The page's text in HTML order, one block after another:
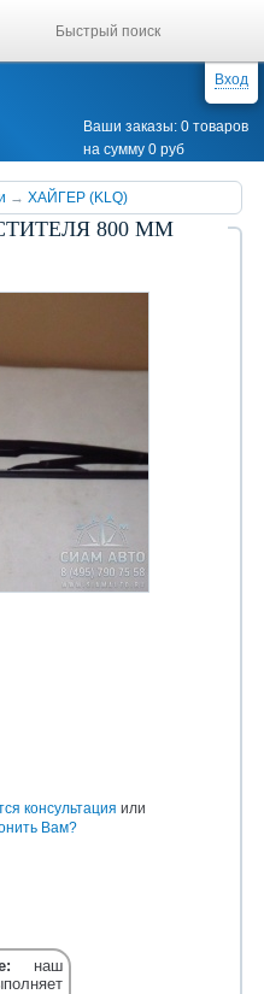
Вход
Ваши заказы: 0 товаров
на сумму 0 руб
→ ХАЙГЕР (KLQ)
800 ММ
консультация или
Вам?
наш